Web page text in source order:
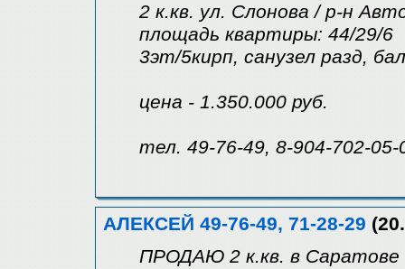
2 к.кв. ул. Слонова / р-н
площадь квартиры: 44/29/6
3эт/5кирп, санузел разд,
цена - 1.350.000 руб.
тел. 49-76-49, 8-904-702-05-
АЛЕКСЕЙ 49-76-49, 71-28-29
ПРОДАЮ 2 к.кв. в Саратове